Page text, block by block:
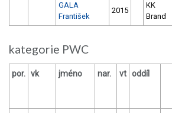
GALA
František
2015
KK
Brand
kategorie PWC
por. vk jméno nar. vt oddíl